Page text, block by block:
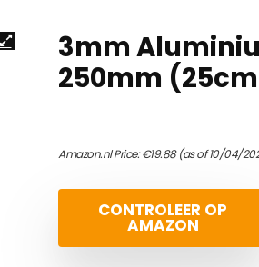
3mm
250mm
Amazon.nl Price:€19.88(as of 10/04/
CONTROLEER OP
AMAZON